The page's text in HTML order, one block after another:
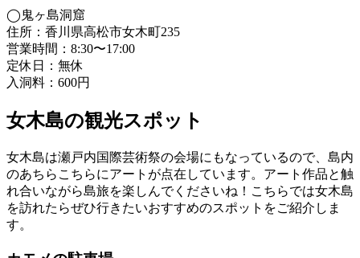
◯鬼ヶ島洞窟
住所：香川県高松市女木町235
営業時間：8:30〜17:00
定休日：無休
入洞料：600円
女木島の観光スポット
女木島は瀬戸内国際芸術祭の会場にもなっているので、島内
のあちらこちらにアートが点在しています。アート作品と触
れ合いながら島旅を楽しんでくださいね！こちらでは女木島
を訪れたらぜひ行きたいおすすめのスポットをご紹介しま
す。